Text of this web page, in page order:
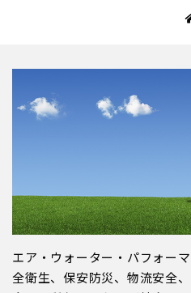
エア・ウォーター・パフォー
全衛生、保安防災、物流安全